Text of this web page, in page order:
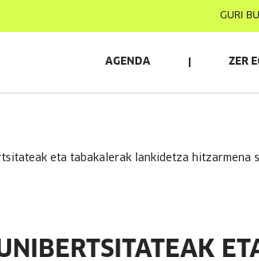
GURI
AGENDA ZER
eta tabakalerak lankidetza